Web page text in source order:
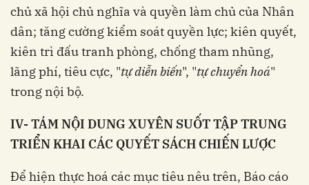
chủ xã hội chủ nghĩa và quyền làm chủ của Nhân
dân; tăng cường kiểm soát quyền lực; kiên quyết,
kiên trì đấu tranh phòng, chống tham nhũng,
lãng phí, tiêu cực, "tự diễn biến", "tự chuyển hoá"
trong nội bộ.
IV- TÁM NỘI DUNG XUYÊN SUỐT TẬP TRUNG
TRIỂN KHAI CÁC QUYẾT SÁCH CHIẾN LƯỢC
Để hiện thực hoá các mục tiêu nêu trên, Báo cáo